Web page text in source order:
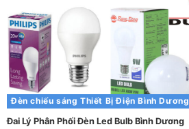
Đèn chiếu sáng Thiết Bị Điện Bình Dương
Đai Lý Phân Phối Đèn Led Bulb Bình Dương